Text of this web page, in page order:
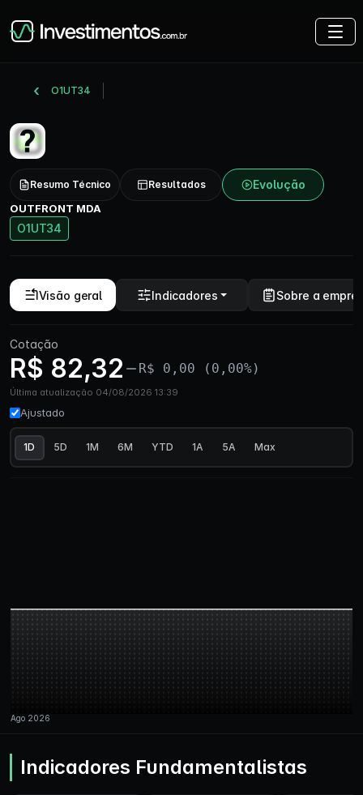
O1UT34
Resumo Técnico Resultados Evolução
OUTFRONT MDA
O1UT34
Visão geral Indicadores Sobre a
Cotação
R$ 82,32 R$ 0,00 (0,00%)
Última atualização 04/08/2026 13:39
Ajustado
1D 5D 1M 6M YTD 1A 5A Max
Indicadores Fundamentalistas